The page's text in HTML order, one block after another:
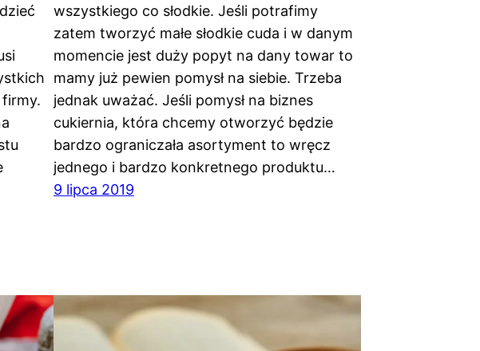
firmy.
wszystkiego co słodkie. Jeśli potrafimy
zatem tworzyć małe słodkie cuda i w danym
momencie jest duży popyt na dany towar to
mamy już pewien pomysł na siebie. Trzeba
jednak uważać. Jeśli pomysł na biznes
cukiernia, która chcemy otworzyć będzie
bardzo ograniczała asortyment to wręcz
jednego i bardzo konkretnego produktu…
9 lipca 2019